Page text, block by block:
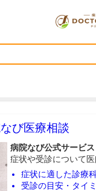
び医療相談
病院なび公式サービス
症状や受診について医
症状に適した診療
受診の目安・タイ